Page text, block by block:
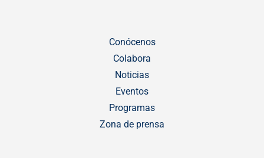
Conócenos
Colabora
Noticias
Eventos
Programas
Zona de prensa